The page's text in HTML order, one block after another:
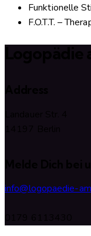
Funktionelle
F.O.T.T. –
info@logopaedie-